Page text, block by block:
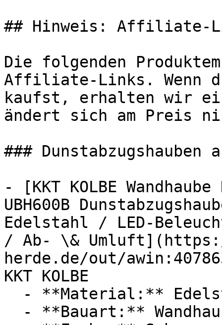
## Hinweis: Affiliate-
Die folgenden
Affiliate-Links. Wenn
kaufst, erhalten wir
ändert sich am Preis
### Dunstabzugshauben
- [KKT KOLBE
UBH600B
Edelstahl / LED-
/ Ab- \&
herde.de/out/
KKT KOLBE